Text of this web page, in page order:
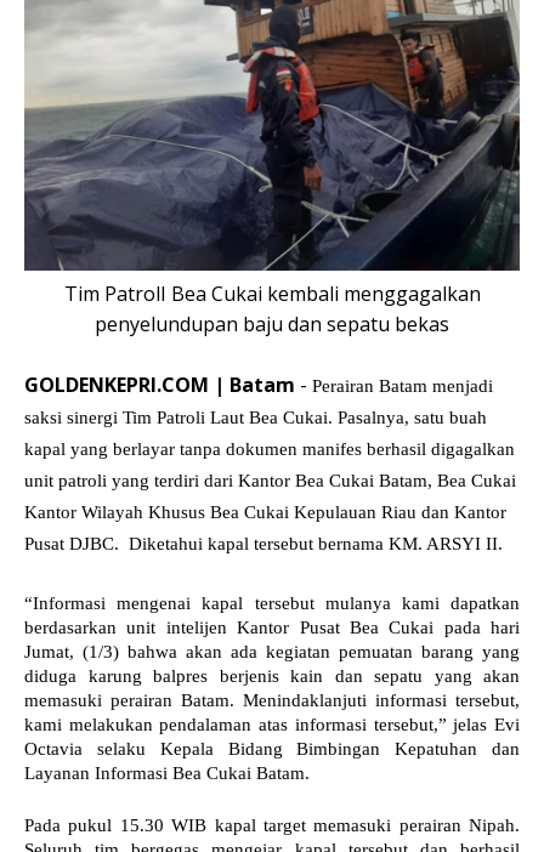
Tim PatrolI Bea Cukai kembali menggagalkan
penyelundupan baju dan sepatu bekas
GOLDENKEPRI.COM | Batam - Perairan Batam menjadi
saksi sinergi Tim Patroli Laut Bea Cukai. Pasalnya, satu buah
kapal yang berlayar tanpa dokumen manifes berhasil digagalkan
unit patroli yang terdiri dari Kantor Bea Cukai Batam, Bea Cukai
Kantor Wilayah Khusus Bea Cukai Kepulauan Riau dan Kantor
Pusat DJBC. Diketahui kapal tersebut bernama KM. ARSYI II.
“Informasi mengenai kapal tersebut mulanya kami dapatkan
berdasarkan unit intelijen Kantor Pusat Bea Cukai pada hari
Jumat, (1/3) bahwa akan ada kegiatan pemuatan barang yang
diduga karung balpres berjenis kain dan sepatu yang akan
memasuki perairan Batam. Menindaklanjuti informasi tersebut,
kami melakukan pendalaman atas informasi tersebut,” jelas Evi
Octavia selaku Kepala Bidang Bimbingan Kepatuhan dan
Layanan Informasi Bea Cukai Batam.
Pada pukul 15.30 WIB kapal target memasuki perairan Nipah.